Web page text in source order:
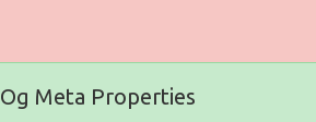
Og Meta Properties